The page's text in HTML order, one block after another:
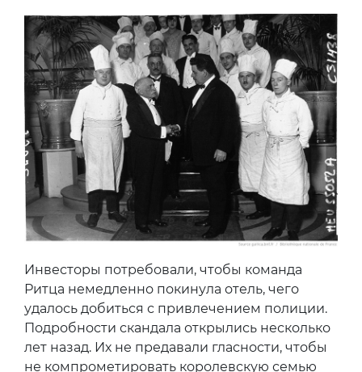
Инвесторы потребовали, чтобы команда
Ритца немедленно покинула отель, чего
удалось добиться с привлечением полиции.
Подробности скандала открылись несколько
лет назад. Их не предавали гласности, чтобы
не компрометировать королевскую семью